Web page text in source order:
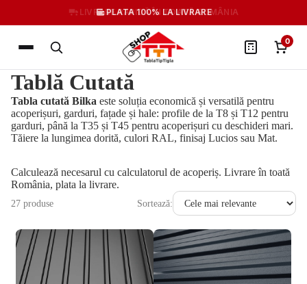
PLATA 100% LA LIVRARE
0
Tablă Cutată
Tabla cutată Bilka este soluția economică și versatilă pentru
acoperișuri, garduri, fațade și hale: profile de la T8 și T12 pentru
garduri, până la T35 și T45 pentru acoperișuri cu deschideri mari.
Tăiere la lungimea dorită, culori RAL, finisaj Lucios sau Mat.
Calculează necesarul cu calculatorul de acoperiș. Livrare în toată
România, plata la livrare.
27 produse Sortează: